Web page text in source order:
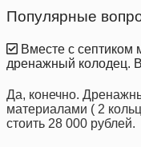
Популярные
Вместе с септиком
дренажный колодец.
Да, конечно.
материалами ( 2
стоить 28 000 рублей.